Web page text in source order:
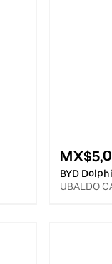
BYD
UBALDO